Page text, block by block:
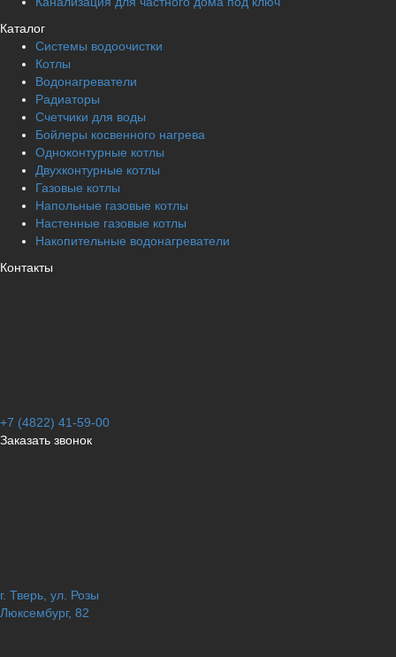
Каталог
Системы водоочистки
Котлы
Водонагреватели
Радиаторы
Cчетчики для воды
Бойлеры косвенного нагрева
Одноконтурные котлы
Двухконтурные котлы
Газовые котлы
Напольные газовые котлы
Настенные газовые котлы
Накопительные водонагреватели
Контакты
+7 (4822) 41-59-00
Заказать звонок
г. Тверь, ул. Розы
Люксембург, 82